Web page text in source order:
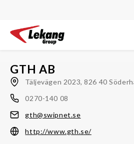
Skip
content
GTH AB
Täljevägen 2023, 826 40
0270-140 08
gth@swipnet.se
http://www.gth.se/